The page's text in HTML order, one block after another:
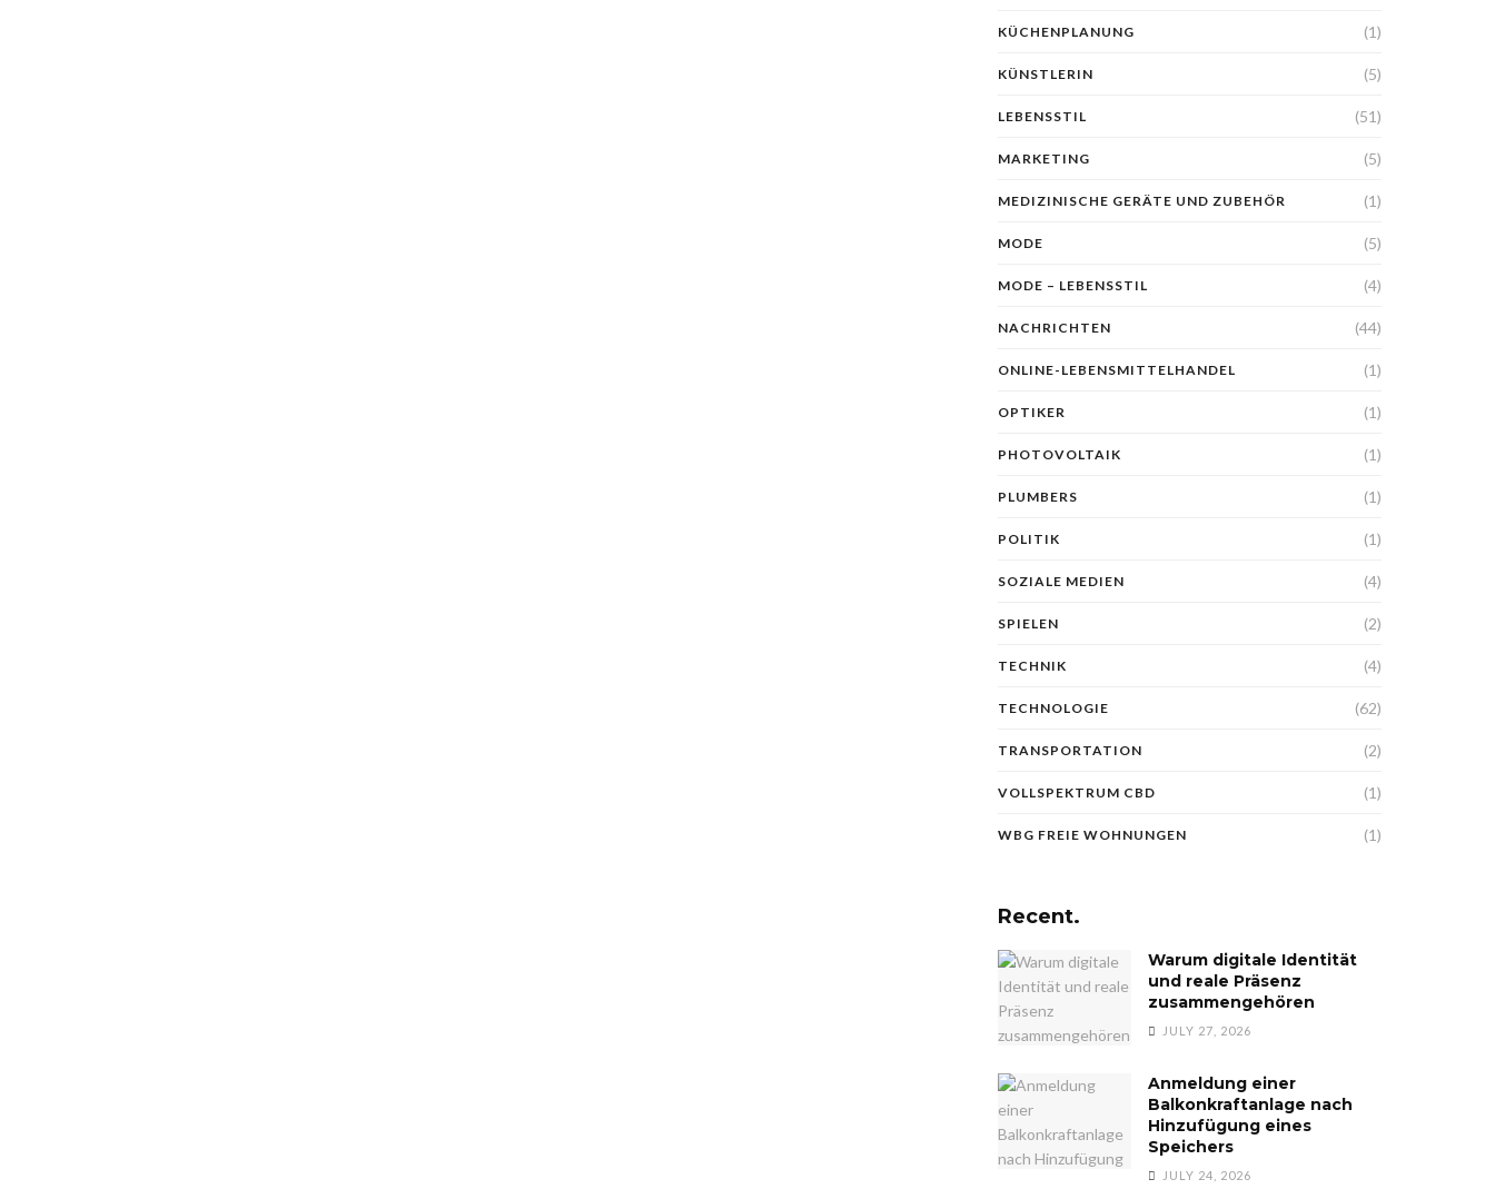
KÜCHENPLANUNG (1)
KÜNSTLERIN (5)
LEBENSSTIL (51)
MARKETING (5)
MEDIZINISCHE GERÄTE UND ZUBEHÖR (1)
MODE (5)
MODE – LEBENSSTIL (4)
NACHRICHTEN (44)
ONLINE-LEBENSMITTELHANDEL (1)
OPTIKER (1)
PHOTOVOLTAIK (1)
PLUMBERS (1)
POLITIK (1)
SOZIALE MEDIEN (4)
SPIELEN (2)
TECHNIK (4)
TECHNOLOGIE (62)
TRANSPORTATION (2)
VOLLSPEKTRUM CBD (1)
WBG FREIE WOHNUNGEN (1)
Recent.
Warum digitale Identität
und reale Präsenz
zusammengehören
JULY 27, 2026
Anmeldung einer
Balkonkraftanlage nach
Hinzufügung eines
Speichers
JULY 24, 2026